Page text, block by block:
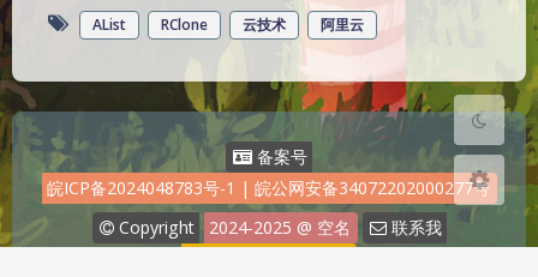
浅阴影
关闭 日落 暗化 灰度
AList RClone 云技术 阿里云
备案号
皖ICP备2024048783号-1 | 皖公网安备34072202000277号
Copyright
2024-2025 @ 空名
联系我